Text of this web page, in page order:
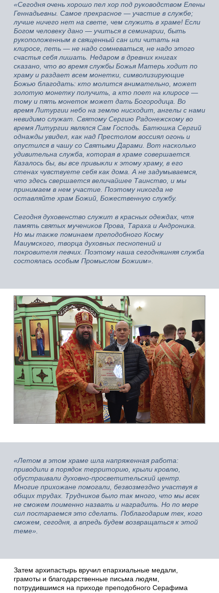
«Сегодня очень хорошо пел хор под руководством Елены
Геннадьевны. Самое прекрасное — участие в службе;
лучше ничего нет на свете, чем служить в храме! Если
Богом человеку дано — учиться в семинарии, быть
рукоположенным в священный сан или читать на
клиросе, петь — не надо сомневаться, не надо этого
счастья себя лишать. Недаром в древних книгах
сказано, что во время службы Божья Матерь ходит по
храму и раздает всем монетки, символизирующие
Божью благодать: кто молится внимательно, может
золотую монетку получить, а кто поет на клиросе —
тому и пять монеток может дать Богородица. Во
время Литургии небо на землю нисходит, ангелы с нами
невидимо служат. Святому Сергию Радонежскому во
время Литургии являлся Сам Господь. Батюшка Сергий
однажды увидел, как над Престолом воссиял огонь и
опустился в чашу со Святыми Дарами. Вот насколько
удивительна служба, которая в храме совершается.
Казалось бы, вы все привыкли к этому храму, в его
стенах чувствуете себя как дома. А не задумываемся,
что здесь свершается величайшее Таинство, и мы
принимаем в нем участие. Поэтому никогда не
оставляйте храм Божий, Божественную службу.
Сегодня духовенство служит в красных одеждах, чтя
память святых мучеников Прова, Тараха и Андроника.
Но мы также поминаем преподобного Косму
Маиумского, творца духовных песнопений и
покровителя певчих. Поэтому наша сегодняшняя служба
состоялась особым Промыслом Божиим».
«Летом в этом храме шла напряженная работа:
приводили в порядок территорию, крыли кровлю,
обустраивали духовно-просветительский центр.
Многие прихожане помогали, безвозмездно участвуя в
общих трудах. Трудников было так много, что мы всех
не сможем поименно назвать и наградить. Но по мере
сил постараемся это сделать. Поблагодарим тех, кого
сможем, сегодня, а впредь будем возвращаться к этой
теме».
Затем архипастырь вручил епархиальные медали,
грамоты и благодарственные письма людям,
потрудившимся на приходе преподобного Серафима